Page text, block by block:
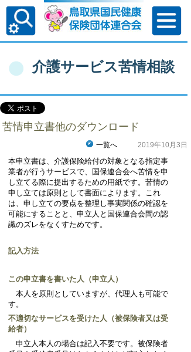
介護サービス苦情相談
苦情申立書他のダウンロード
一覧へ 2019年10月3日
本申立書は、介護保険給付の対象となる指定事
業者が行うサービスで、国保連合会へ苦情を申
し立てる際に提出するための用紙です。苦情の
申し立ては原則として書面によります。これ
は、申し立ての要点を整理し事実関係の確認を
可能にすることと、申立人と国保連合会間の認
識のズレをなくすためです。
記入方法
この申立書を書いた人（申立人）
本人を原則としていますが、代理人も可能で
す。
不適切なサービスを受けた人（被保険者又は受
給者）
申立人本人の場合は記入不要です。被保険者